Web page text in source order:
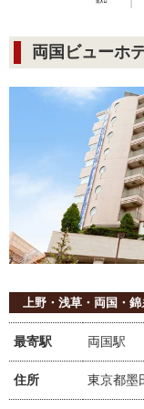
両国ビューホ
上野・浅草・両国・
最寄駅 両国駅
住所 東京都墨